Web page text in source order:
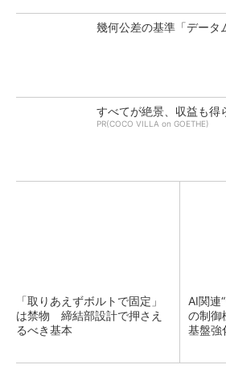
幾何公差の基準「データ
すべてが絶景、収益も得
PR(COCO VILLA on GOETHE)
「取りあえずボルトで固定」
は禁物 締結部設計で押さえ
るべき基本
AI関連
の制御
基盤強